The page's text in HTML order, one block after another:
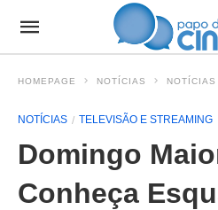
HOMEPAGE NOTÍCIAS NOTÍCIAS
NOTÍCIAS TELEVISÃO E STREAMING
Domingo
Conheça